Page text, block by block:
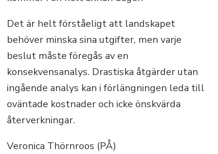
Det är helt förståeligt att landskapet
behöver minska sina utgifter, men varje
beslut måste föregås av en
konsekvensanalys. Drastiska åtgärder utan
ingående analys kan i förlängningen leda till
oväntade kostnader och icke önskvärda
återverkningar.
Veronica Thörnroos (PÅ)